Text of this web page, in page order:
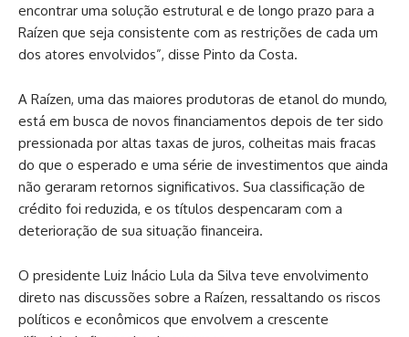
encontrar uma solução estrutural e de longo prazo para a
Raízen que seja consistente com as restrições de cada um
dos atores envolvidos”, disse Pinto da Costa.
A Raízen, uma das maiores produtoras de etanol do mundo,
está em busca de novos financiamentos depois de ter sido
pressionada por altas taxas de juros, colheitas mais fracas
do que o esperado e uma série de investimentos que ainda
não geraram retornos significativos. Sua classificação de
crédito foi reduzida, e os títulos despencaram com a
deterioração de sua situação financeira.
O presidente Luiz Inácio Lula da Silva teve envolvimento
direto nas discussões sobre a Raízen, ressaltando os riscos
políticos e econômicos que envolvem a crescente